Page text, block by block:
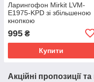
Ларингофон Mirkit LVM-
E1975-KPD зі збільшеною
кнопкою
995 ₴
Купити
Акційні пропозиції